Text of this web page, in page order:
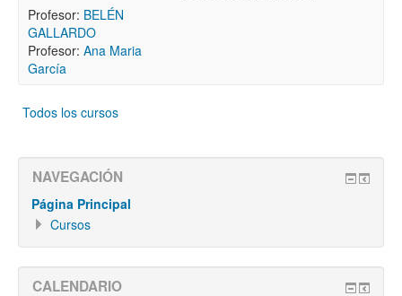
Profesor: BELÉN
GALLARDO
Profesor: Ana Maria
García
Todos los cursos
NAVEGACIÓN
Página Principal
Cursos
CALENDARIO